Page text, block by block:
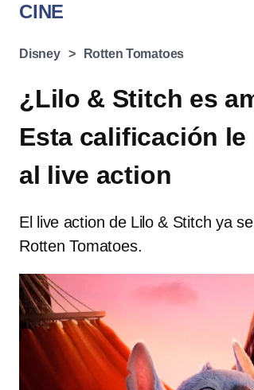
CINE
Disney Rotten Tomatoes
¿Lilo & Stitch es
Esta calificación
al live action
El live action de Lilo & Stitch ya
Rotten Tomatoes.